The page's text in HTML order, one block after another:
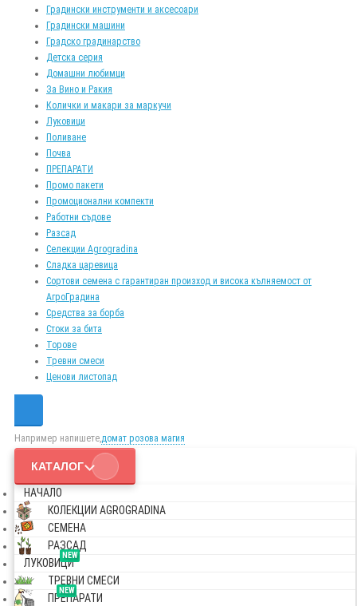
Градински инструменти и аксесоари
Градински машини
Градско градинарство
Детска серия
Домашни любимци
За Вино и Ракия
Колички и макари за маркучи
Луковици
Поливане
Почва
ПРЕПАРАТИ
Промо пакети
Промоционални компекти
Работни съдове
Разсад
Селекции Agrogradina
Сладка царевица
Сортови семена с гарантиран произход и висока кълняемост от
АгроГрадина
Средства за борба
Стоки за бита
Торове
Тревни смеси
Ценови листопад
Например напишете,домат розова магия
КАТАЛОГ
НАЧАЛО
КОЛЕКЦИИ AGROGRADINA
СЕМЕНА
РАЗСАД
NEW
ЛУКОВИЦИ
ТРЕВНИ СМЕСИ
NEW
ПРЕПАРАТИ